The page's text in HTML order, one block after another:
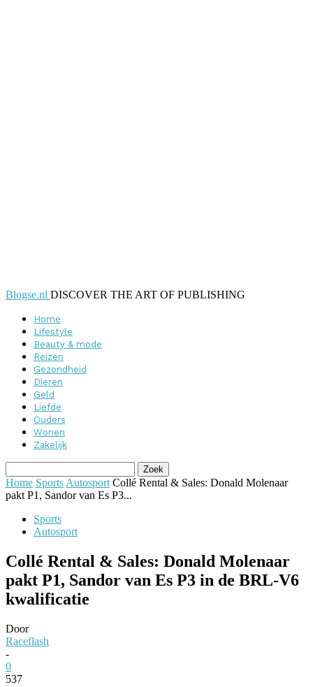
Blogse.nl DISCOVER THE ART OF PUBLISHING
Home
Lifestyle
Beauty & mode
Reizen
Gezondheid
Dieren
Geld
Liefde
Ouders
Wonen
Zakelijk
Home Sports Autosport Collé Rental & Sales: Donald Molenaar
pakt P1, Sandor van Es P3...
Sports
Autosport
Collé Rental & Sales: Donald Molenaar
pakt P1, Sandor van Es P3 in de BRL-V6
kwalificatie
Door
Raceflash
-
0
537